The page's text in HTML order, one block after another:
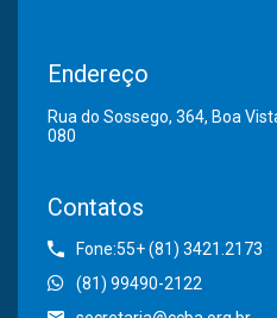
Endereço
Rua do Sossego, 364, Boa
080
Contatos
Fone:55+ (81) 3421.2173
(81) 99490-2122